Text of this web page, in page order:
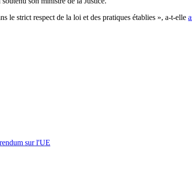
le strict respect de la loi et des pratiques établies », a-t-elle
sur l'UE